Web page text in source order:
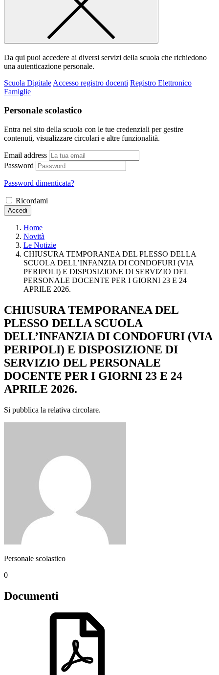
Da qui puoi accedere ai diversi servizi della scuola che richiedono
una autenticazione personale.
Scuola Digitale Accesso registro docenti Registro Elettronico
Famiglie
Personale scolastico
Entra nel sito della scuola con le tue credenziali per gestire
contenuti, visualizzare circolari e altre funzionalità.
Email address
Password
Password dimenticata?
Ricordami
Accedi
Home
Novità
Le Notizie
CHIUSURA TEMPORANEA DEL PLESSO DELLA
SCUOLA DELL’INFANZIA DI CONDOFURI (VIA
PERIPOLI) E DISPOSIZIONE DI SERVIZIO DEL
PERSONALE DOCENTE PER I GIORNI 23 E 24
APRILE 2026.
CHIUSURA TEMPORANEA DEL
PLESSO DELLA SCUOLA
DELL’INFANZIA DI CONDOFURI (VIA
PERIPOLI) E DISPOSIZIONE DI
SERVIZIO DEL PERSONALE
DOCENTE PER I GIORNI 23 E 24
APRILE 2026.
Si pubblica la relativa circolare.
Personale scolastico
0
Documenti